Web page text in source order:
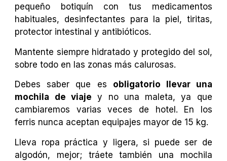
pequeño botiquín con tus medicamentos
habituales, desinfectantes para la piel, tiritas,
protector intestinal y antibióticos.
Mantente siempre hidratado y protegido del sol,
sobre todo en las zonas más calurosas.
Debes saber que es obligatorio llevar una
mochila de viaje y no una maleta, ya que
cambiaremos varias veces de hotel. En los
ferris nunca aceptan equipajes mayor de 15 kg.
Lleva ropa práctica y ligera, si puede ser de
algodón, mejor; tráete también una mochila